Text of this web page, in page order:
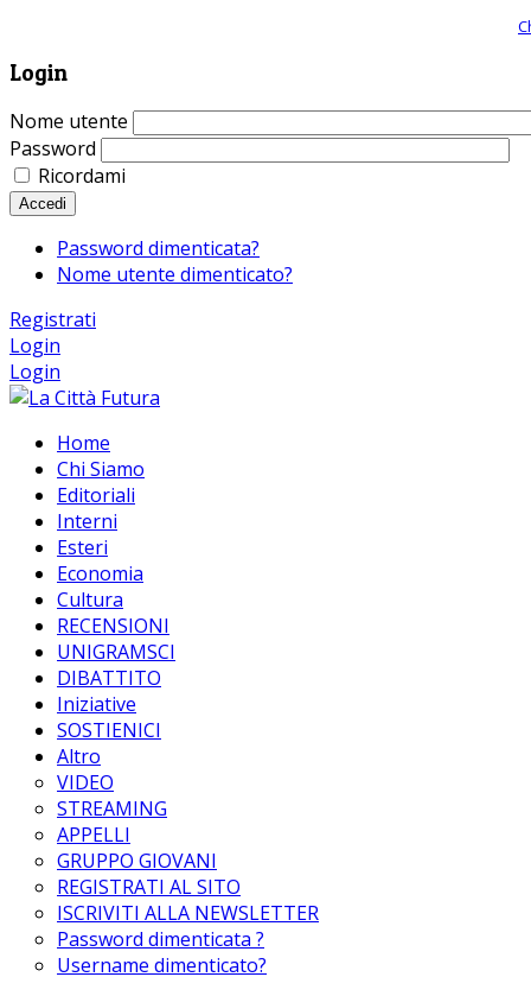
Login
Nome utente
Password
Ricordami
Accedi
Password dimenticata?
Nome utente dimenticato?
Registrati
Login
Login
Home
Chi Siamo
Editoriali
Interni
Esteri
Economia
Cultura
RECENSIONI
UNIGRAMSCI
DIBATTITO
Iniziative
SOSTIENICI
Altro
VIDEO
STREAMING
APPELLI
GRUPPO GIOVANI
REGISTRATI AL SITO
ISCRIVITI ALLA NEWSLETTER
Password dimenticata ?
Username dimenticato?